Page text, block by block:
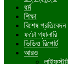
ধর্ম
শিক্ষা
বিশেষ প্রতিবেদন
ফটো গ্যালারি
ভিডিও রিপোর্ট
আরও